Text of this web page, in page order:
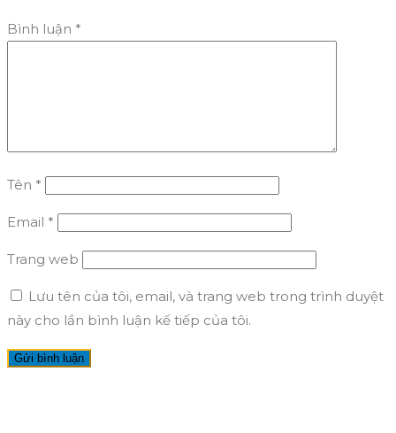
Bình luận *
Tên *
Email *
Trang web
Lưu tên của tôi, email, và trang web trong trình duyệt
này cho lần bình luận kế tiếp của tôi.